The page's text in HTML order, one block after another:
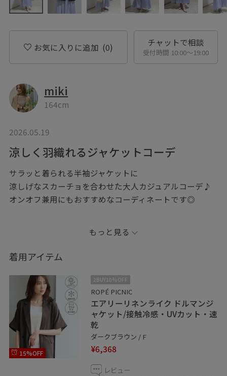
お気に入りに追加 (0) チャットで相談
受付時間 10:00〜19:00
miki
164cm
2026.05.19
涼しく羽織れるジャケットコーデ
サラッと着られる半袖ジャケットに
涼しげなスカーチョを合わせた大人カジュアルコーデ♪
オンオフ兼用にもおすすめなコーディネートです◎
------------------------
インスタグラムには日々のスタイリングやプライベー
ト、私物も載せてます。
ぜひフォローお願いします♪
Instagram▶︎ @miki_25k
もっと見る
着用アイテム
15%OFF
2BUY10%OFF
ROPÉ PICNIC
エアリーリネンライク ドルマンジ
ャケット/接触冷感・UVカット・速
乾
ダークブラウン / F
¥6,368
レビュー